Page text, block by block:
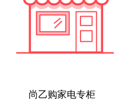
尚乙购家电专柜